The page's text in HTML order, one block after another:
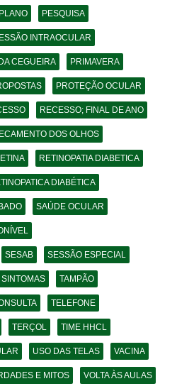
PESQUISA
INTRAOCULAR
CEGUEIRA PRIMAVERA
PROTEÇÃO OCULAR
RECESSO; FINAL DE ANO
DOS OLHOS
RETINOPATIA DIABETICA
DIABÉTICA
SAÚDE OCULAR
SESAB SESSÃO ESPECIAL
SINTOMAS TAMPÃO
TELEFONE
TERÇOL TIME HHCL
USO DAS TELAS VACINA
E MITOS VOLTA ÀS AULAS